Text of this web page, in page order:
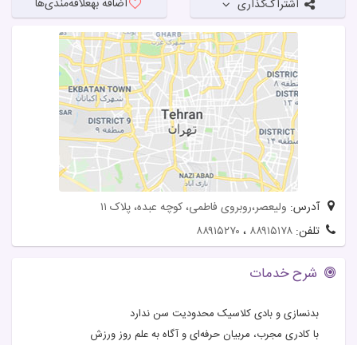
اشتراک‌گذاری
آدرس: ولیعصر،روبروی فاطمی، کوچه عبده، پلاک ۱۱
تلفن: ۸۸۹۱۵۱۷۸ ، ۸۸۹۱۵۲۷۰
شرح خدمات
بدنسازی و بادی کلاسیک محدودیت سن ندارد
با کادری مجرب، مربیان حرفه‌ای و آگاه به علم روز ورزش